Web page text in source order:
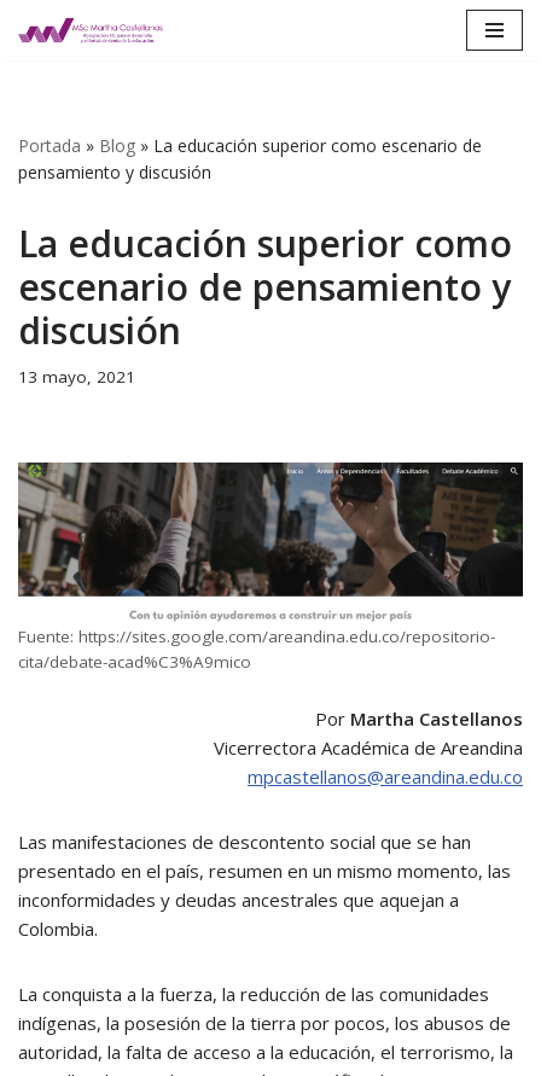
Portada » Blog » La educación superior como escenario de
pensamiento y discusión
La educación superior como
escenario de pensamiento y
discusión
13 mayo, 2021
Fuente: https://sites.google.com/areandina.edu.co/repositorio-
cita/debate-acad%C3%A9mico
Por Martha Castellanos
Vicerrectora Académica de Areandina
mpcastellanos@areandina.edu.co
Las manifestaciones de descontento social que se han
presentado en el país, resumen en un mismo momento, las
inconformidades y deudas ancestrales que aquejan a
Colombia.
La conquista a la fuerza, la reducción de las comunidades
indígenas, la posesión de la tierra por pocos, los abusos de
autoridad, la falta de acceso a la educación, el terrorismo, la